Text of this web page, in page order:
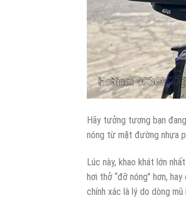
Hãy tưởng tượng bạn
nóng từ mặt đường nhựa
Lúc này, khao khát lớn
hơi thở “đỡ nóng” hơn,
chính xác là lý do dòng